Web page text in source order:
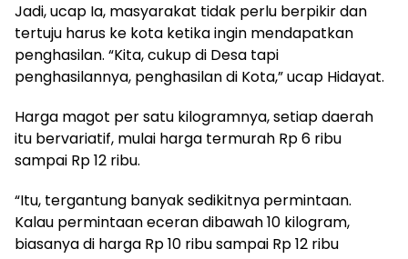
Jadi, ucap Ia, masyarakat tidak perlu berpikir dan
tertuju harus ke kota ketika ingin mendapatkan
penghasilan. “Kita, cukup di Desa tapi
penghasilannya, penghasilan di Kota,” ucap Hidayat.
Harga magot per satu kilogramnya, setiap daerah
itu bervariatif, mulai harga termurah Rp 6 ribu
sampai Rp 12 ribu.
“Itu, tergantung banyak sedikitnya permintaan.
Kalau permintaan eceran dibawah 10 kilogram,
biasanya di harga Rp 10 ribu sampai Rp 12 ribu